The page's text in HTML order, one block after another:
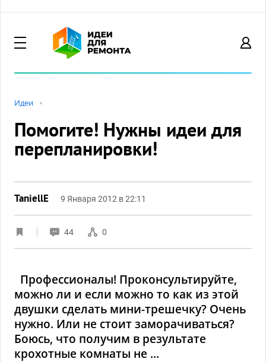
Идеи
Помогите! Нужны идеи для
перепланировки!
TaniellE 9 Января 2012 в 22:11
44 0
Профессионалы! Проконсультируйте,
можно ли и если можно то как из этой
двушки сделать мини-трешечку? Очень
нужно. Или не стоит заморачиваться?
Боюсь, что получим в результате
крохотные комнаты не ...